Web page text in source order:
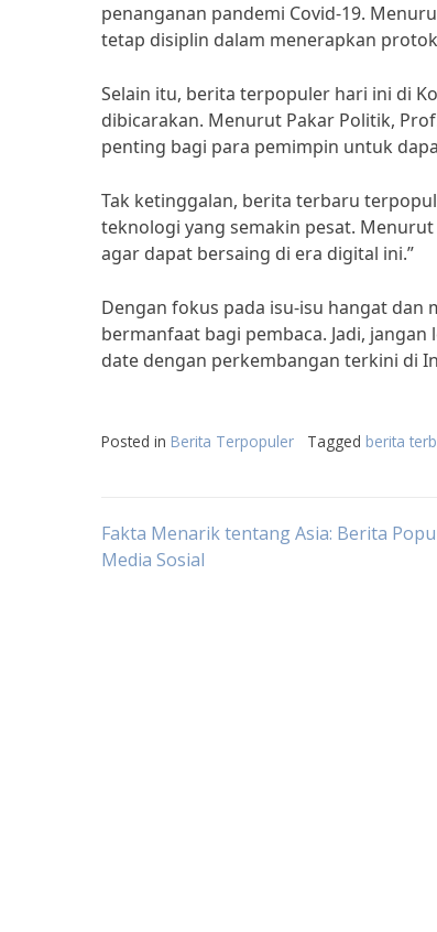
penanganan pandemi Covid-19.
tetap disiplin dalam menerapkan
Selain itu, berita terpopuler hari ini di
dibicarakan. Menurut Pakar Politik,
penting bagi para pemimpin untuk
Tak ketinggalan, berita terbaru
teknologi yang semakin pesat.
agar dapat bersaing di era digital ini.”
Dengan fokus pada isu-isu hangat
bermanfaat bagi pembaca. Jadi,
date dengan perkembangan terkini di
Posted in Berita Terpopuler Tagged berita
Post
Fakta Menarik tentang Asia: Berita
Media Sosial